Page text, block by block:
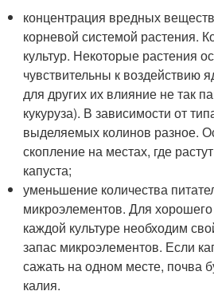
концентрация вредных
корневой системой растения.
культур. Некоторые растения
чувствительны к воздействию
для других их влияние не так
кукуруза). В зависимости от
выделяемых колинов разное.
скопление на местах, где
капуста;
уменьшение количества
микроэлементов. Для хорошего
каждой культуре необходим
запас микроэлементов. Если
сажать на одном месте, почва
калия.